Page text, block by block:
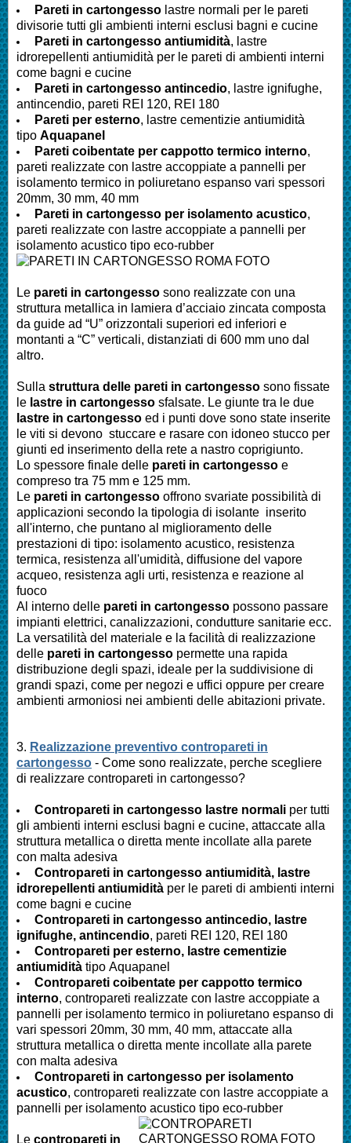
Pareti in cartongesso lastre normali per le pareti
divisorie tutti gli ambienti interni esclusi bagni e cucine
Pareti in cartongesso antiumidità, lastre
idrorepellenti antiumidità per le pareti di ambienti interni
come bagni e cucine
Pareti in cartongesso antincedio, lastre ignifughe,
antincendio, pareti REI 120, REI 180
Pareti per esterno, lastre cementizie antiumidità
tipo Aquapanel
Pareti coibentate per cappotto termico interno,
pareti realizzate con lastre accoppiate a pannelli per
isolamento termico in poliuretano espanso vari spessori
20mm, 30 mm, 40 mm
Pareti in cartongesso per isolamento acustico,
pareti realizzate con lastre accoppiate a pannelli per
isolamento acustico tipo eco-rubber
Le pareti in cartongesso sono realizzate con una
struttura metallica in lamiera d’acciaio zincata composta
da guide ad “U” orizzontali superiori ed inferiori e
montanti a “C” verticali, distanziati di 600 mm uno dal
altro.
Sulla struttura delle pareti in cartongesso sono fissate
le lastre in cartongesso sfalsate. Le giunte tra le due
lastre in cartongesso ed i punti dove sono state inserite
le viti si devono stuccare e rasare con idoneo stucco per
giunti ed inserimento della rete a nastro coprigiunto.
Lo spessore finale delle pareti in cartongesso e
compreso tra 75 mm e 125 mm.
Le pareti in cartongesso offrono svariate possibilità di
applicazioni secondo la tipologia di isolante inserito
all'interno, che puntano al miglioramento delle
prestazioni di tipo: isolamento acustico, resistenza
termica, resistenza all'umidità, diffusione del vapore
acqueo, resistenza agli urti, resistenza e reazione al
fuoco
Al interno delle pareti in cartongesso possono passare
impianti elettrici, canalizzazioni, condutture sanitarie ecc.
La versatilità del materiale e la facilità di realizzazione
delle pareti in cartongesso permette una rapida
distribuzione degli spazi, ideale per la suddivisione di
grandi spazi, come per negozi e uffici oppure per creare
ambienti armoniosi nei ambienti delle abitazioni private.
3. Realizzazione preventivo contropareti in
cartongesso - Come sono realizzate, perche scegliere
di realizzare contropareti in cartongesso?
Contropareti in cartongesso lastre normali per tutti
gli ambienti interni esclusi bagni e cucine, attaccate alla
struttura metallica o diretta mente incollate alla parete
con malta adesiva
Contropareti in cartongesso antiumidità, lastre
idrorepellenti antiumidità per le pareti di ambienti interni
come bagni e cucine
Contropareti in cartongesso antincedio, lastre
ignifughe, antincendio, pareti REI 120, REI 180
Contropareti per esterno, lastre cementizie
antiumidità tipo Aquapanel
Contropareti coibentate per cappotto termico
interno, contropareti realizzate con lastre accoppiate a
pannelli per isolamento termico in poliuretano espanso di
vari spessori 20mm, 30 mm, 40 mm, attaccate alla
struttura metallica o diretta mente incollate alla parete
con malta adesiva
Contropareti in cartongesso per isolamento
acustico, contropareti realizzate con lastre accoppiate a
pannelli per isolamento acustico tipo eco-rubber
Le contropareti in